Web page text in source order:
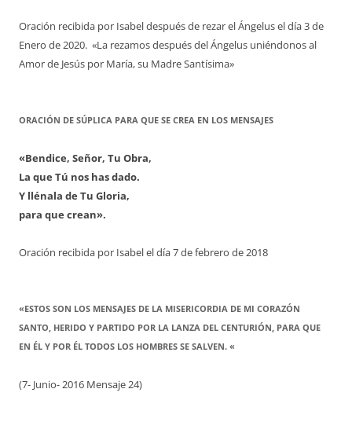
Oración recibida por Isabel después de rezar el Ángelus el día 3 de
Enero de 2020. «La rezamos después del Ángelus uniéndonos al
Amor de Jesús por María, su Madre Santísima»
ORACIÓN DE SÚPLICA PARA QUE SE CREA EN LOS MENSAJES
«Bendice, Señor, Tu Obra,
La que Tú nos has dado.
Y llénala de Tu Gloria,
para que crean».
Oración recibida por Isabel el día 7 de febrero de 2018
«ESTOS SON LOS MENSAJES DE LA MISERICORDIA DE MI CORAZÓN
SANTO, HERIDO Y PARTIDO POR LA LANZA DEL CENTURIÓN, PARA QUE
EN ÉL Y POR ÉL TODOS LOS HOMBRES SE SALVEN. «
(7- Junio- 2016 Mensaje 24)